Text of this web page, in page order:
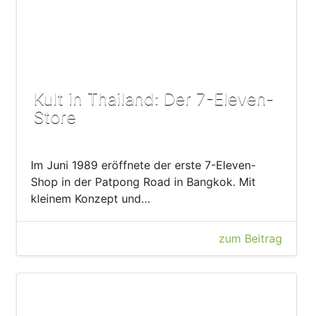
Kult in Thailand: Der 7-Eleven-
Store
Im Juni 1989 eröffnete der erste 7-Eleven-
Shop in der Patpong Road in Bangkok. Mit
kleinem Konzept und…
zum Beitrag